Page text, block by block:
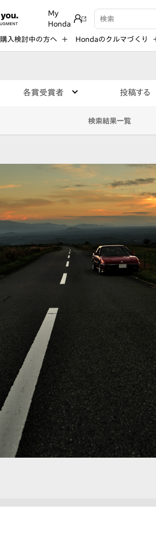
My
Honda
検索キーワード入力
購入検討中の方へ Hondaのクルマづくり
各賞受賞者 投稿する
検索結果一覧